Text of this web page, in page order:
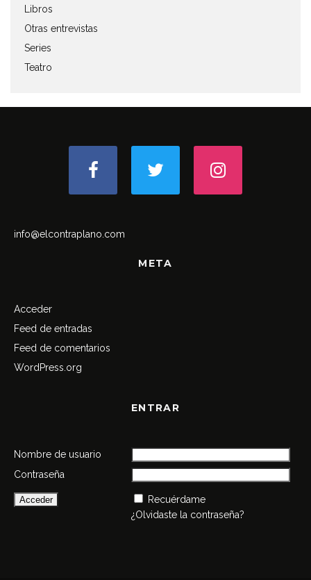
Libros
Otras entrevistas
Series
Teatro
info@elcontraplano.com
META
Acceder
Feed de entradas
Feed de comentarios
WordPress.org
ENTRAR
Nombre de usuario
Contraseña
Recuérdame
¿Olvidaste la contraseña?